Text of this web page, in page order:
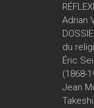
Adrian
du
Éric
(1868-
Jean